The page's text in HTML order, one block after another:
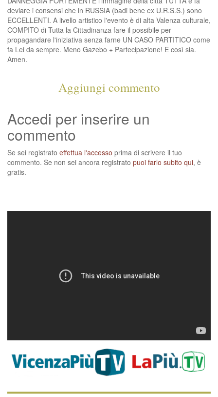
deviare i consensi che in RUSSIA (badi bene ex U.R.S.S.) sono
ECCELLENTI. A livello artistico l'evento è di alta Valenza culturale,
COMPITO di Tutta la Cittadinanza fare il possibile per
propagandare l'iniziativa senza farne UN CASO PARTITICO come
fa Lei da sempre. Meno Gazebo + Partecipazione! E così sia.
Amen.
Aggiungi commento
Accedi per inserire un
commento
Se sei registrato effettua l'accesso prima di scrivere il tuo
commento. Se non sei ancora registrato puoi farlo subito qui, è
gratis.